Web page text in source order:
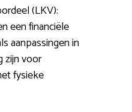
(LKV):
een financiële
aanpassingen in
zijn voor
fysieke